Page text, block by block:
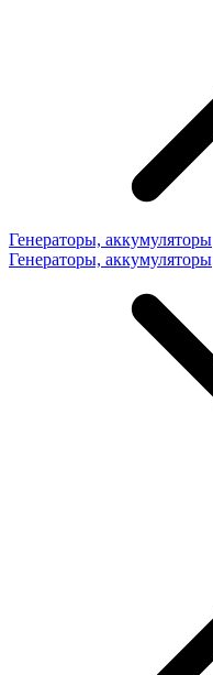
Генераторы, аккумуляторы
Генераторы, аккумуляторы